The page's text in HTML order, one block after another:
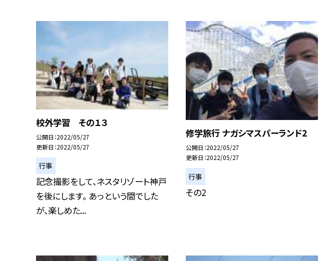
校外学習 その１３
公開日 2022/05/27
更新日 2022/05/27
行事
記念撮影をして、ネスタリゾート神戸
を後にします。 あっという間でした
が、楽しめた...
修学旅行 ナガシマスパーランド2
公開日 2022/05/27
更新日 2022/05/27
行事
その2